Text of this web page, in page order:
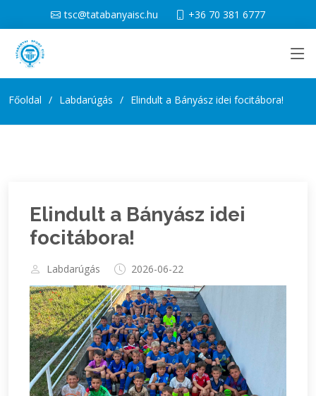
tsc@tatabanyaisc.hu +36 70 381 6777
Főoldal Labdarúgás Elindult a Bányász idei focitábora!
Elindult a Bányász idei
focitábora!
Labdarúgás 2026-06-22